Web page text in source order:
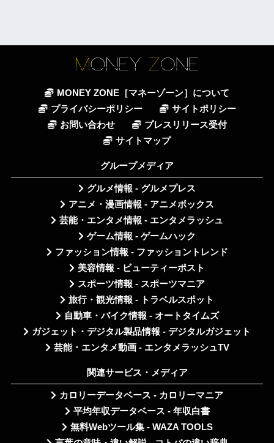
MONEY ZONE［マネーゾーン］について
プライバシーポリシー
サイトポリシー
お問い合わせ
プレスリリース受付
サイトマップ
グループメディア
グルメ情報 - グルメプレス
アニメ・漫画情報 - アニメボックス
芸能・エンタメ情報 - エンタメラッシュ
ゲーム情報 - ゲームハック
ファッション情報 - ファッショントレンド
美容情報 - ビューティーポスト
スポーツ情報 - スポーツマニア
旅行・観光情報 - トラベルスポット
自動車・バイク情報 - オートタイムズ
ガジェット・デジタル製品情報 - デジタルガジェット
芸能・エンタメ動画 - エンタメラッシュTV
関連サービス・メディア
カロリーデータベース - カロリーマニア
平均年収データベース - 年収白書
無料Webツール集 - WAZA TOOLS